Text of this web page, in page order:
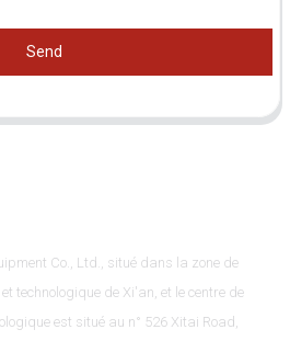
Send
Co., Ltd., situé dans la zone de
technologique de Xi'an, et le centre de
est situé au n° 526 Xitai Road,